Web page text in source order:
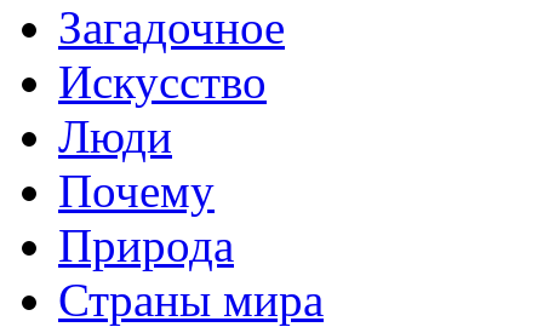
Загадочное
Искусство
Люди
Почему
Природа
Страны мира